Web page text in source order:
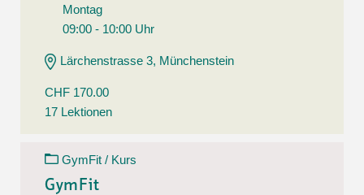
Montag
09:00 - 10:00 Uhr
Lärchenstrasse 3, Münchenstein
CHF 170.00
17 Lektionen
GymFit / Kurs
GymFit